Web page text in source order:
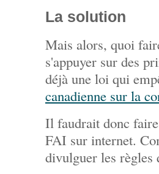
La solution
Mais alors, quoi
s'appuyer sur des
déjà une loi qui
canadienne sur la
Il faudrait donc
FAI sur internet.
divulguer les règles